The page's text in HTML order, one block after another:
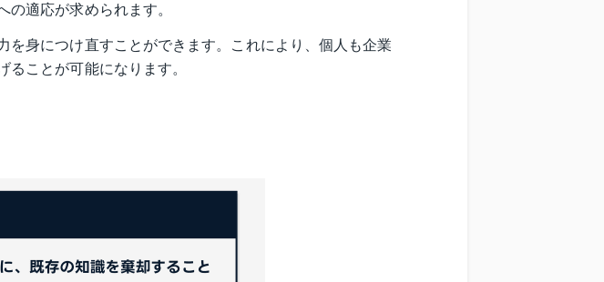
適応が求められます。
身につけ直すことができます。これにより、個人も企業
ことが可能になります。